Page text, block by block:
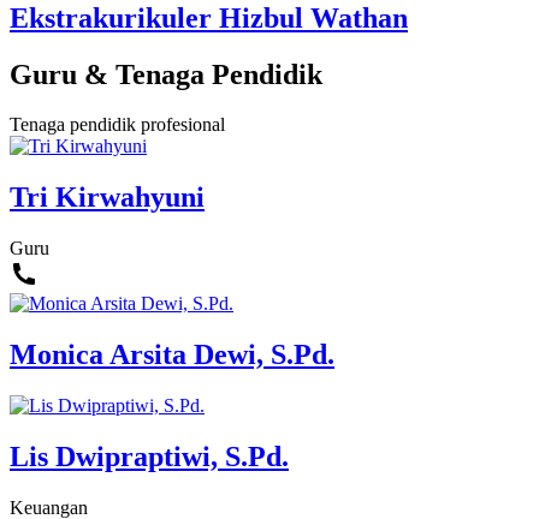
Ekstrakurikuler Hizbul Wathan
Guru & Tenaga Pendidik
Tenaga pendidik profesional
Tri Kirwahyuni
Guru
Monica Arsita Dewi, S.Pd.
Lis Dwipraptiwi, S.Pd.
Keuangan